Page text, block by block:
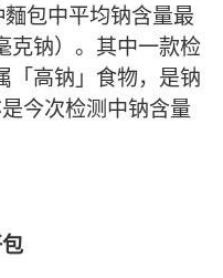
包中平均钠含量最
克钠）。其中一款检
「高钠」食物，是钠
今次检测中钠含量